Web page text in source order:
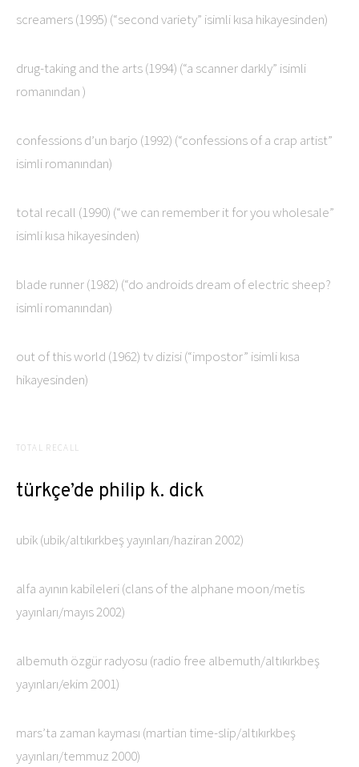
screamers (1995) (“second variety” isimli kısa hikayesinden)
drug-taking and the arts (1994) (“a scanner darkly” isimli
romanından )
confessions d’un barjo (1992) (“confessions of a crap artist”
isimli romanından)
total recall (1990) (“we can remember it for you wholesale”
isimli kısa hikayesinden)
blade runner (1982) (“do androids dream of electric sheep?
isimli romanından)
out of this world (1962) tv dizisi (“impostor” isimli kısa
hikayesinden)
TOTAL RECALL
türkçe’de philip k. dick
ubik (ubik/altıkırkbeş yayınları/haziran 2002)
alfa ayının kabileleri (clans of the alphane moon/metis
yayınları/mayıs 2002)
albemuth özgür radyosu (radio free albemuth/altıkırkbeş
yayınları/ekim 2001)
mars’ta zaman kayması (martian time-slip/altıkırkbeş
yayınları/temmuz 2000)